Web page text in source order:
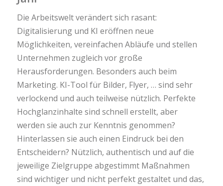
Die Arbeitswelt verändert sich rasant:
Digitalisierung und KI eröffnen neue
Möglichkeiten, vereinfachen Abläufe und stellen
Unternehmen zugleich vor große
Herausforderungen. Besonders auch beim
Marketing. KI-Tool für Bilder, Flyer, … sind sehr
verlockend und auch teilweise nützlich. Perfekte
Hochglanzinhalte sind schnell erstellt, aber
werden sie auch zur Kenntnis genommen?
Hinterlassen sie auch einen Eindruck bei den
Entscheidern? Nützlich, authentisch und auf die
jeweilige Zielgruppe abgestimmt Maßnahmen
sind wichtiger und nicht perfekt gestaltet und das,